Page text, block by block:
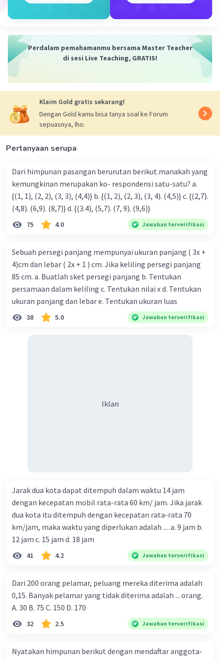
variabel ke dalam satu ruas.
Menambahkan atau mengurangi kedua
Mengalikan atau membagi kedua ruas
dengan bilangan positif yang sama tanpa
Mengalikan atau membagi kedua ruas
dengan bilangan negatif yang sama, tapi
tanda ketidaksamaannya berubah, dimana:
a. > menjadi < , dan sebaliknya.
b. < menjadi > , dan sebaliknya.
Bilangan bulat adalah bilangan yang dapat
dituliskan tanpa unsur desimal atau pecahan.
Bilangan bulat tersusun dari tiga bagian, yaitu
bilangan bulat negatif, nol, dan bilangan bulat
positif. Bilangan bulat = {..., -2, -1, 0, 1, 2, ...}.
pertidaksamaan pada soal yaitu:
2x + 6 > 4x - 2
2x - 4x > -2 - 6
-2x > -8
x < (-8)/(-2)
x < 4.
{3, 2, 1, 0, -1, -2, -3, ....}.
Iklan
Perdalam pemahamanmu bersama Master Teacher
di sesi Live Teaching, GRATIS!
Klaim Gold gratis sekarang!
Dengan Gold kamu bisa tanya soal ke Forum
sepuasnya, lho.
Pertanyaan serupa
Dari himpunan pasangan berurutan berikut.manakah yang
kemungkinan merupakan ko- respondensi satu-satu? a.
{(1, 1), (2, 2), (3, 3), (4,4)} b. {(1, 2), (2, 3), (3, 4). (4,5)} c. {(2,7).
(4,8). (6,9). (8,7)} d. {(3.4), (5,7). (7, 9). (9,6)}
75 4.0 Jawaban terverifikasi
Sebuah persegi panjang mempunyai ukuran panjang ( 3x +
4)cm dan lebar ( 2x + 1 ) cm. Jika keliling persegi panjang
85 cm. a. Buatlah sket persegi panjang b. Tentukan
persamaan dalam keliling c. Tentukan nilai x d. Tentukan
ukuran panjang dan lebar e. Tentukan ukuran luas
38 5.0 Jawaban terverifikasi
Iklan
Jarak dua kota dapat ditempuh dalam waktu 14 jam
dengan kecepatan mobil rata-rata 60 km/ jam. Jika jarak
dua kota itu ditempuh dengan kecepatan rata-rata 70
km/jam, maka waktu yang diperlukan adalah .... a. 9 jam b.
12 jam c. 15 jam d. 18 jam
41 4.2 Jawaban terverifikasi
Dari 200 orang pelamar, peluang mereka diterima adalah
0,15. Banyak pelamar yang tidak diterima adalah ... orang.
A. 30 B. 75 C. 150 D. 170
32 2.5 Jawaban terverifikasi
Nyatakan himpunan berikut dengan mendaftar anggota-